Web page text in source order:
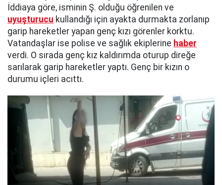
İddiaya göre, isminin Ş. olduğu öğrenilen ve
uyuşturucu kullandığı için ayakta durmakta zorlanıp
garip hareketler yapan genç kızı görenler korktu.
Vatandaşlar ise polise ve sağlık ekiplerine haber
verdi. O sırada genç kız kaldırımda oturup direğe
sarılarak garip hareketler yaptı. Genç bir kızın o
durumu içleri acıttı.